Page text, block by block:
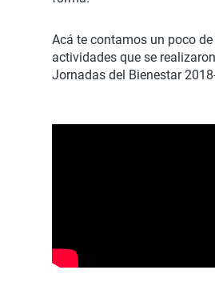
Acá te contamos un poco
actividades que se
Jornadas del Bienestar